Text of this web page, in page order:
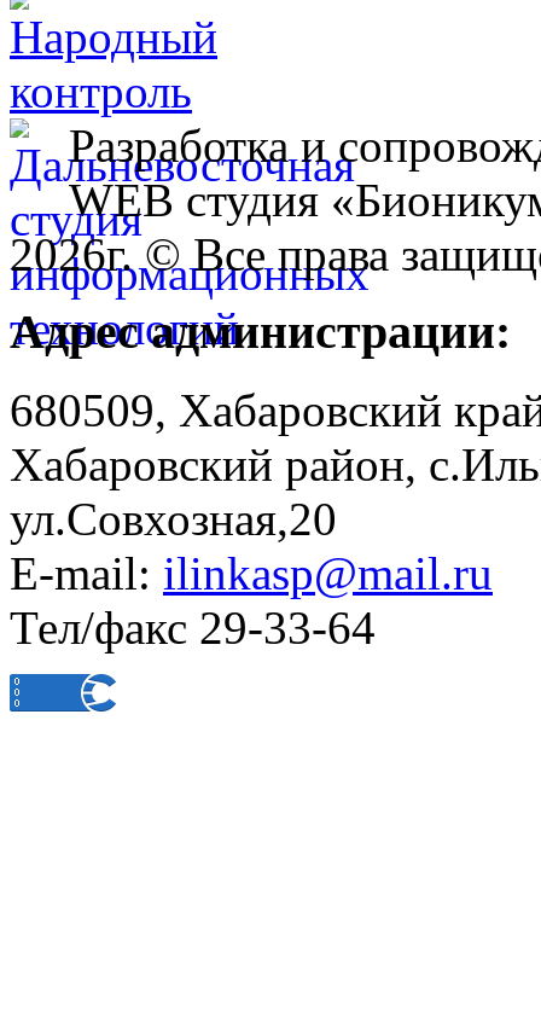
Разработка и
WEB студия
2026г. © Все права
Адрес администрации:
680509, Хабаровский
Хабаровский район,
ул.Совхозная,20
E-mail: ilinkasp@mail.ru
Тел/факс 29-33-64